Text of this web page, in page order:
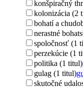
konšpiračný
kolonizácia (2
bohatí a
nerastné
spoločnosť (1
perzekúcie (1
politika (1 titul)
gulag (1 titul)
skutočné